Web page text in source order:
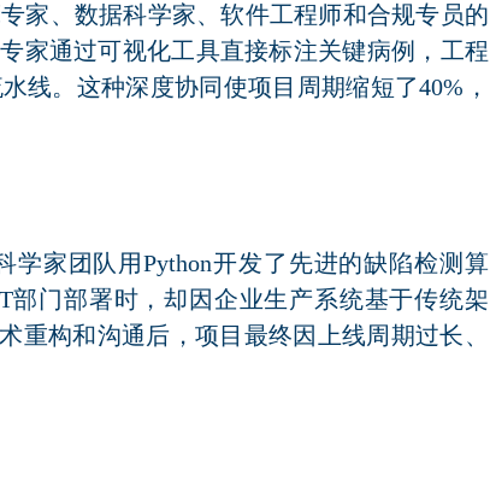
家、数据科学家、软件工程师和合规专员的
家通过可视化工具直接标注关键病例，工程
线。这种深度协同使项目周期缩短了40%，
家团队用Python开发了先进的缺陷检测算
门部署时，却因企业生产系统基于传统架
重构和沟通后，项目最终因上线周期过长、